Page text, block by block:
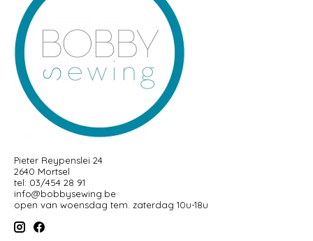
Pieter Reypenslei 24
2640 Mortsel
tel: 03/454 28 91
info@bobbysewing.be
open van woensdag tem. zaterdag 10u-18u